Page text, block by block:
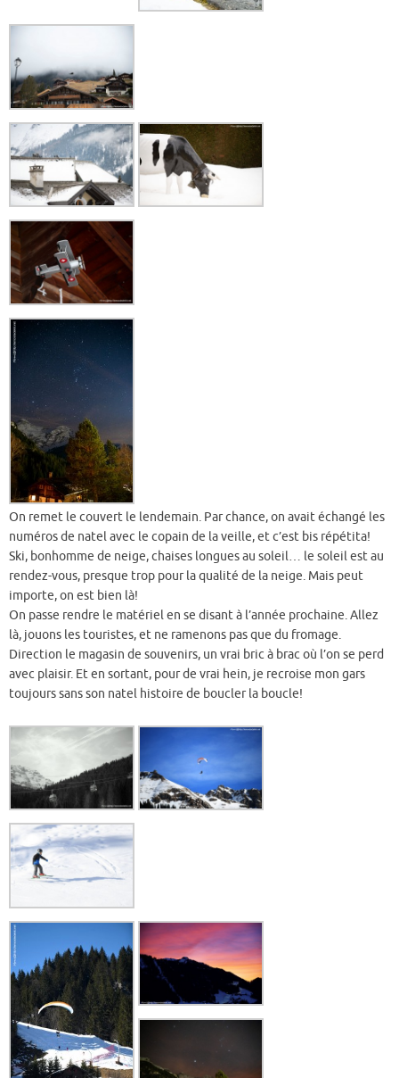
On remet le couvert le lendemain. Par chance, on avait échangé les
numéros de natel avec le copain de la veille, et c’est bis répétita!
Ski, bonhomme de neige, chaises longues au soleil… le soleil est au
rendez-vous, presque trop pour la qualité de la neige. Mais peut
importe, on est bien là!
On passe rendre le matériel en se disant à l’année prochaine. Allez
là, jouons les touristes, et ne ramenons pas que du fromage.
Direction le magasin de souvenirs, un vrai bric à brac où l’on se perd
avec plaisir. Et en sortant, pour de vrai hein, je recroise mon gars
toujours sans son natel histoire de boucler la boucle!